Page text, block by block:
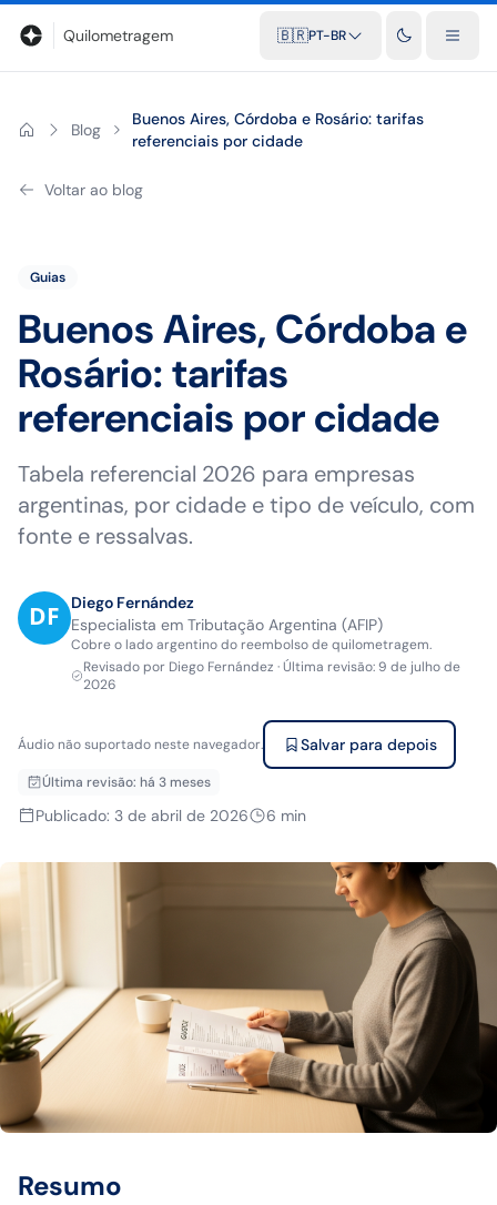
BlogCalculadora de quilometragemGlossárioDistâncias
Quilometragem 🇧🇷PT-BR
Blog
Buenos Aires, Córdoba e Rosário: tarifas
referenciais por cidade
Voltar ao blog
Guias
Buenos Aires, Córdoba e
Rosário: tarifas
referenciais por cidade
Tabela referencial 2026 para empresas
argentinas, por cidade e tipo de veículo, com
fonte e ressalvas.
Diego Fernández
Especialista em Tributação Argentina (AFIP)
Cobre o lado argentino do reembolso de quilometragem.
Revisado por Diego Fernández ·Última revisão:9 de julho de
2026
Áudio não suportado neste navegador. Salvar para depois
Última revisão: há 3 meses
Publicado: 3 de abril de 2026 6 min
Resumo